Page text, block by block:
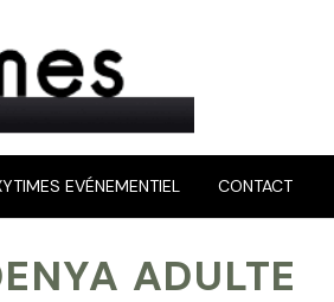
EVÉNEMENTIEL CONTACT
ADULTE